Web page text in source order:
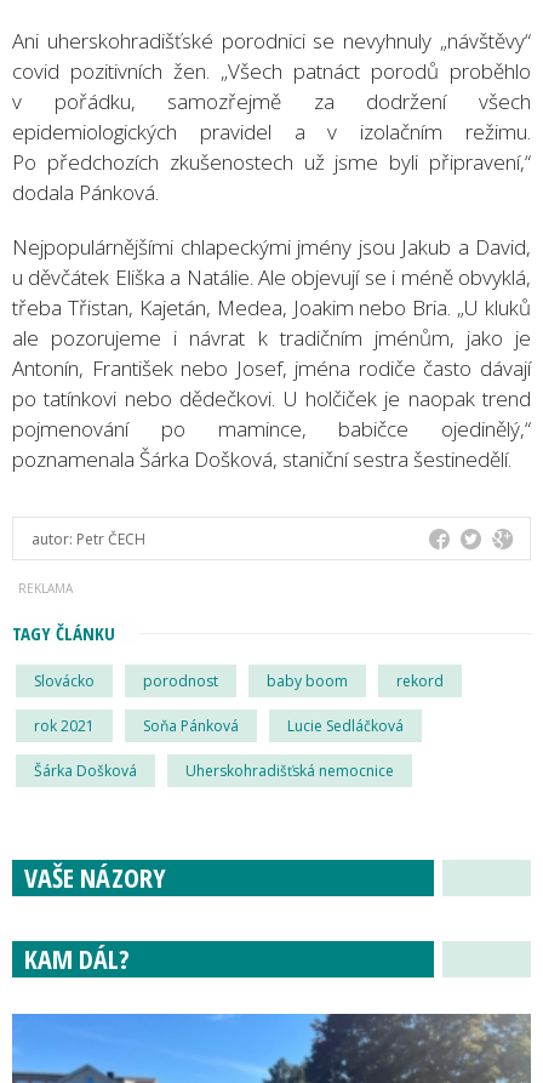
Ani uherskohradišťské porodnici se nevyhnuly „návštěvy“
covid pozitivních žen. „Všech patnáct porodů proběhlo
v pořádku, samozřejmě za dodržení všech
epidemiologických pravidel a v izolačním režimu.
Po předchozích zkušenostech už jsme byli připravení,“
dodala Pánková.
Nejpopulárnějšími chlapeckými jmény jsou Jakub a David,
u děvčátek Eliška a Natálie. Ale objevují se i méně obvyklá,
třeba Třistan, Kajetán, Medea, Joakim nebo Bria. „U kluků
ale pozorujeme i návrat k tradičním jménům, jako je
Antonín, František nebo Josef, jména rodiče často dávají
po tatínkovi nebo dědečkovi. U holčiček je naopak trend
pojmenování po mamince, babičce ojedinělý,“
poznamenala Šárka Došková, staniční sestra šestinedělí.
autor: Petr ČECH
TAGY ČLÁNKU
Slovácko porodnost baby boom rekord
rok 2021 Soňa Pánková Lucie Sedláčková
Šárka Došková Uherskohradišťská nemocnice
VAŠE NÁZORY
KAM DÁL?